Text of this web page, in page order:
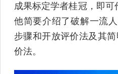
成果标定学者桂冠，即可
他简要介绍了破解一流
步骤和开放评价法及其
价法。